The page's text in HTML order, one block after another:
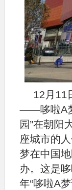
12月11
——哆啦A
园”在朝阳
座城市的
梦在中国
办。这是
年“哆啦A